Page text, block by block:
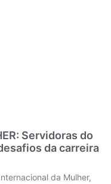
Servidoras do
da carreira
da Mulher,